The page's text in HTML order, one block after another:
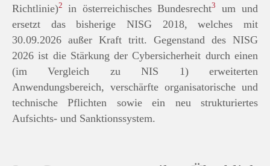
Richtlinie)2 in österreichisches Bundesrecht3
um und
ersetzt das bisherige NISG 2018, welches mit
30.09.2026 außer Kraft tritt. Gegenstand des NISG
2026 ist die Stärkung der Cybersicherheit durch einen
(im Vergleich zu NIS 1) erweiterten
Anwendungsbereich, verschärfte organisatorische und
technische Pflichten sowie ein neu strukturiertes
Aufsichts- und Sanktionssystem.